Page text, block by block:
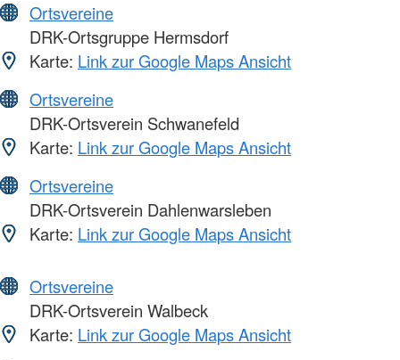
Ortsvereine
DRK-Ortsgruppe Hermsdorf
Karte: Link zur Google Maps Ansicht
Ortsvereine
DRK-Ortsverein Schwanefeld
Karte: Link zur Google Maps Ansicht
Ortsvereine
DRK-Ortsverein Dahlenwarsleben
Karte: Link zur Google Maps Ansicht
Ortsvereine
DRK-Ortsverein Walbeck
Karte: Link zur Google Maps Ansicht